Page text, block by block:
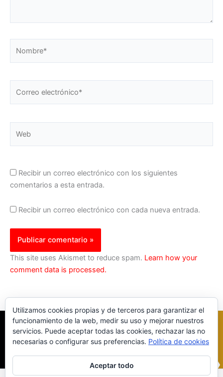
Recibir un correo electrónico con los siguientes
comentarios a esta entrada.
Recibir un correo electrónico con cada nueva entrada.
This site uses Akismet to reduce spam. Learn how your
comment data is processed.
Utilizamos cookies propias y de terceros para garantizar el
funcionamiento de la web, medir su uso y mejorar nuestros
servicios. Puede aceptar todas las cookies, rechazar las no
necesarias o configurar sus preferencias. Política de cookies
Aceptar todo